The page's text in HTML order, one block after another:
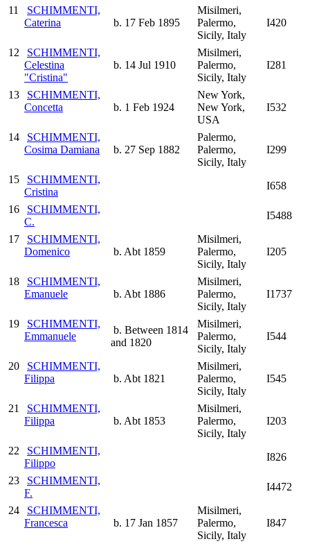
11
SCHIMMENTI,
Caterina
b. 17 Feb 1895
Misilmeri,
Palermo,
Sicily, Italy
I420
12
SCHIMMENTI,
Celestina
"Cristina"
b. 14 Jul 1910
Misilmeri,
Palermo,
Sicily, Italy
I281
13
SCHIMMENTI,
Concetta
b. 1 Feb 1924
New York,
New York,
USA
I532
14
SCHIMMENTI,
Cosima Damiana
b. 27 Sep 1882
Palermo,
Palermo,
Sicily, Italy
I299
15
SCHIMMENTI,
Cristina
I658
16
SCHIMMENTI,
C.
I5488
17
SCHIMMENTI,
Domenico
b. Abt 1859
Misilmeri,
Palermo,
Sicily, Italy
I205
18
SCHIMMENTI,
Emanuele
b. Abt 1886
Misilmeri,
Palermo,
Sicily, Italy
I1737
19
SCHIMMENTI,
Emmanuele
b. Between 1814
and 1820
Misilmeri,
Palermo,
Sicily, Italy
I544
20
SCHIMMENTI,
Filippa
b. Abt 1821
Misilmeri,
Palermo,
Sicily, Italy
I545
21
SCHIMMENTI,
Filippa
b. Abt 1853
Misilmeri,
Palermo,
Sicily, Italy
I203
22
SCHIMMENTI,
Filippo
I826
23
SCHIMMENTI,
F.
I4472
24
SCHIMMENTI,
Francesca
b. 17 Jan 1857
Misilmeri,
Palermo,
Sicily, Italy
I847